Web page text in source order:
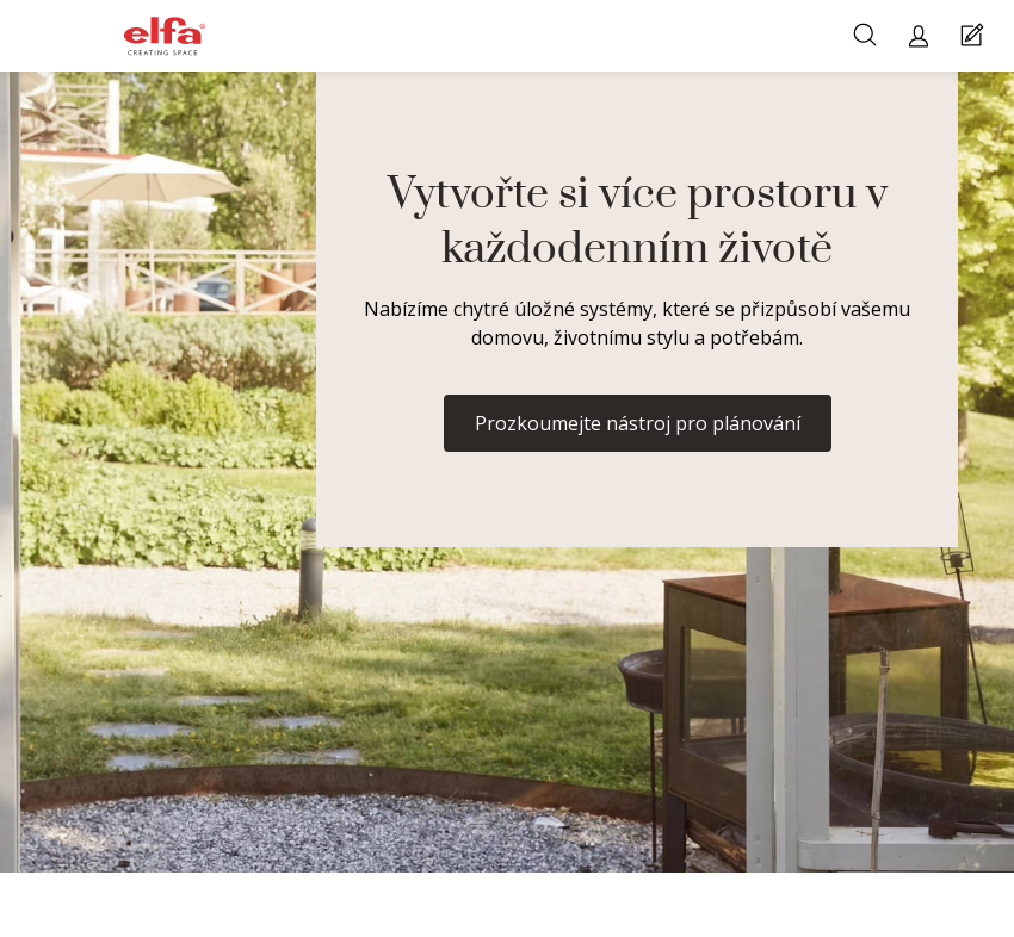
Vytvořte si více prostoru v
každodenním životě
Nabízíme chytré úložné systémy, které se přizpůsobí vašemu
domovu, životnímu stylu a potřebám.
Prozkoumejte nástroj pro plánování